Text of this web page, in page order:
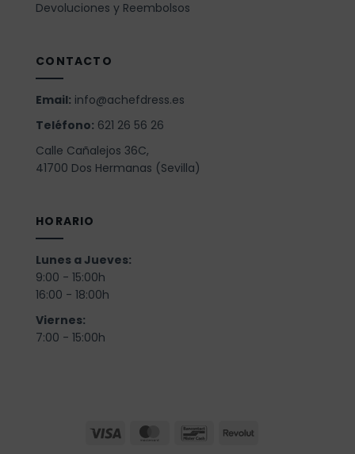
Devoluciones y Reembolsos
CONTACTO
Email: info@achefdress.es
Teléfono: 621 26 56 26
Calle Cañalejos 36C,
41700 Dos Hermanas (Sevilla)
HORARIO
Lunes a Jueves:
9:00 - 15:00h
16:00 - 18:00h
Viernes:
7:00 - 15:00h